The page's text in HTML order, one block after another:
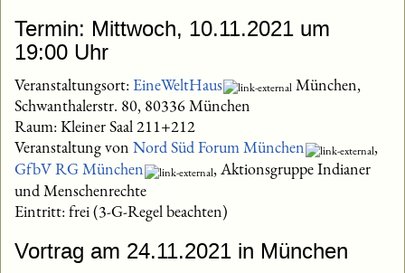
Termin: Mittwoch, 10.11.2021 um
19:00 Uhr
Veranstaltungsort: EineWeltHaus
München,
Schwanthalerstr. 80, 80336 München
Raum: Kleiner Saal 211+212
Veranstaltung von Nord Süd Forum München
,
GfbV RG München
, Aktionsgruppe Indianer
und Menschenrechte
Eintritt: frei (3-G-Regel beachten)
Vortrag am 24.11.2021 in München